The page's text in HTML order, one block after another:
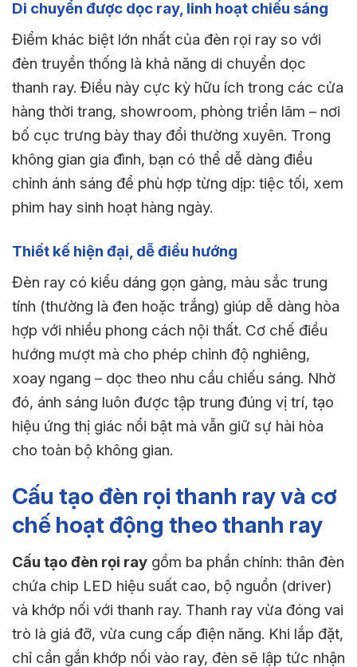
Di chuyển được dọc ray, linh hoạt chiếu sáng
Điểm khác biệt lớn nhất của đèn rọi ray so với
đèn truyền thống là khả năng di chuyển dọc
thanh ray. Điều này cực kỳ hữu ích trong các cửa
hàng thời trang, showroom, phòng triển lãm – nơi
bố cục trưng bày thay đổi thường xuyên. Trong
không gian gia đình, bạn có thể dễ dàng điều
chỉnh ánh sáng để phù hợp từng dịp: tiệc tối, xem
phim hay sinh hoạt hàng ngày.
Thiết kế hiện đại, dễ điều hướng
Đèn ray có kiểu dáng gọn gàng, màu sắc trung
tính (thường là đen hoặc trắng) giúp dễ dàng hòa
hợp với nhiều phong cách nội thất. Cơ chế điều
hướng mượt mà cho phép chỉnh độ nghiêng,
xoay ngang – dọc theo nhu cầu chiếu sáng. Nhờ
đó, ánh sáng luôn được tập trung đúng vị trí, tạo
hiệu ứng thị giác nổi bật mà vẫn giữ sự hài hòa
cho toàn bộ không gian.
Cấu tạo đèn rọi thanh ray và cơ
chế hoạt động theo thanh ray
Cấu tạo đèn rọi ray gồm ba phần chính: thân đèn
chứa chip LED hiệu suất cao, bộ nguồn (driver)
và khớp nối với thanh ray. Thanh ray vừa đóng vai
trò là giá đỡ, vừa cung cấp điện năng. Khi lắp đặt,
chỉ cần gắn khớp nối vào ray, đèn sẽ lập tức nhận